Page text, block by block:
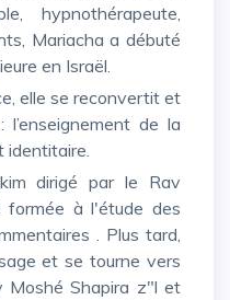
hypnothérapeute,
Mariacha a débuté
en Israël.
de la
identitaire.
formée à l'étude des
. Plus tard,
et se tourne vers
Moshé Shapira z"l et